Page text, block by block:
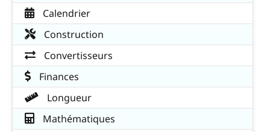
Calendrier
Construction
Convertisseurs
Finances
Longueur
Mathématiques